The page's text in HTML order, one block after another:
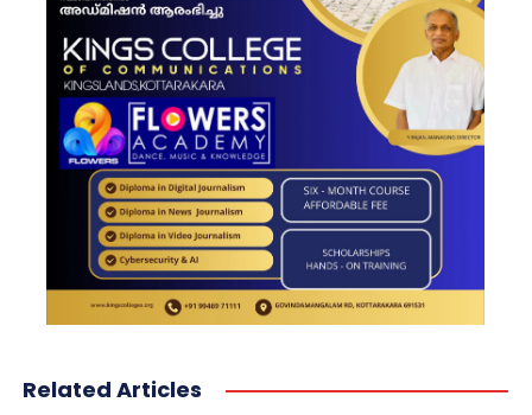
Related Articles